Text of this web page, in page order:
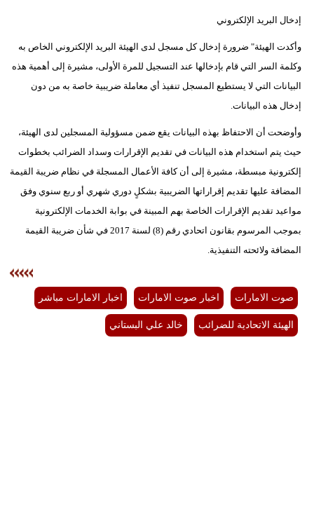
إدخال البريد الإلكتروني
وأكدت الهيئة" ضرورة إدخال كل مسجل لدى الهيئة البريد الإلكتروني الخاص به
وكلمة السر التي قام بإدخالها عند التسجيل للمرة الأولى، مشيرة إلى أهمية هذه
البيانات التي لا يستطيع المسجل تنفيذ أي معاملة ضريبية خاصة به من دون
إدخال هذه البيانات.
وأوضحت أن الاحتفاظ بهذه البيانات يقع ضمن مسؤولية المسجلين لدى الهيئة،
حيث يتم استخدام هذه البيانات في تقديم الإقرارات وسداد الضرائب بخطوات
إلكترونية مبسطة، مشيرة إلى أن كافة الأعمال المسجلة في نظام ضريبة القيمة
المضافة عليها تقديم إقراراتها الضريبية بشكلٍ دوري شهري أو ربع سنوي وفق
مواعيد تقديم الإقرارات الخاصة بهم المبينة في بوابة الخدمات الإلكترونية
بموجب المرسوم بقانون اتحادي رقم (8) لسنة 2017 في شأن ضريبة القيمة
المضافة ولائحته التنفيذية.
صوت الامارات اخبار صوت الامارات اخبار الامارات مباشر
الهيئة الاتحادية للضرائب خالد علي البستاني